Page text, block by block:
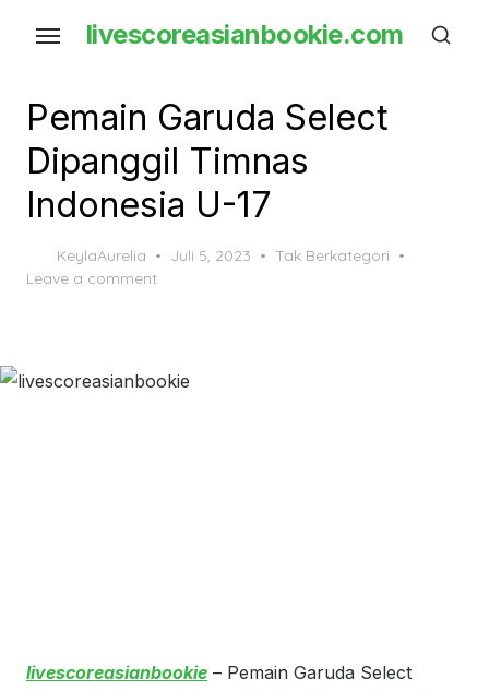
content
livescoreasianbookie.com
Pemain Garuda Select
Dipanggil Timnas
Indonesia U-17
KeylaAurelia
Posted
Juli 5, 2023
Tak Berkategori
Leave a comment
livescoreasianbookie – Pemain Garuda Select